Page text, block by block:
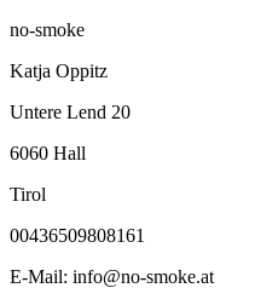
no-smoke
Katja Oppitz
Untere Lend 20
6060 Hall
Tirol
00436509808161
E-Mail: info@no-smoke.at